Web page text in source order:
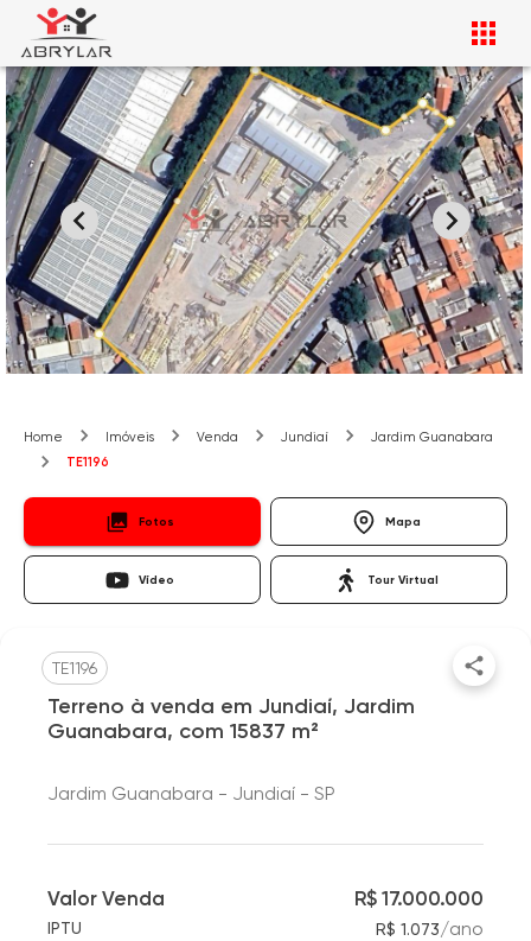
Home Imóveis Venda Jundiaí
Jardim Guanabara
TE1196
Fotos Mapa
Vídeo Tour Virtual
TE1196
Terreno à venda em Jundiaí, Jardim
Guanabara, com 15837 m²
Jardim Guanabara - Jundiaí - SP
Valor Venda R$ 17.000.000
IPTU R$ 1.073/ano